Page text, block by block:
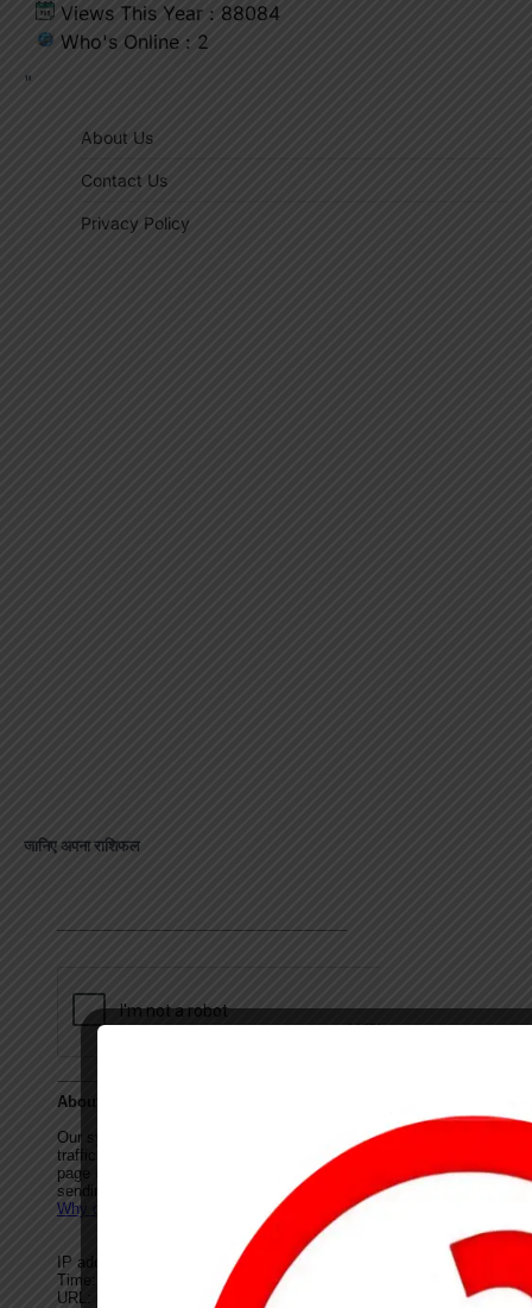
Views This Year : 88084
Who's Online : 2
"
About Us
Contact Us
Privacy Policy
जानिए अपना राशिफल